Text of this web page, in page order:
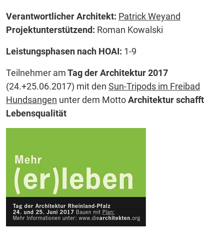
Verantwortlicher Architekt: Patrick Weyand
Projektunterstützend: Roman Kowalski
Leistungsphasen nach HOAI: 1-9
Teilnehmer amTag der Architektur 2017
(24.+25.06.2017) mit den Sun-Tripods im Freibad
Hundsangen unter dem MottoArchitektur schafft
Lebensqualität